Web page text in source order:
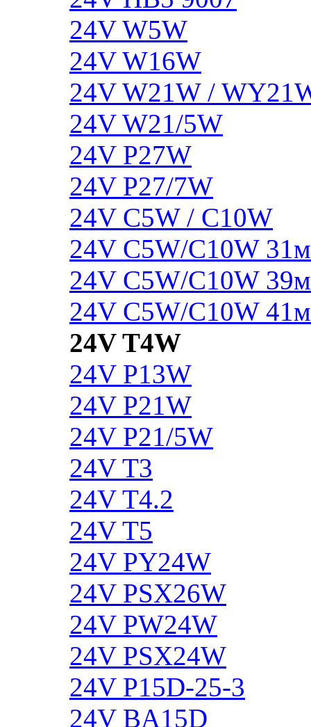
24V W5W
24V W16W
24V W21W /
24V W21/5W
24V P27W
24V P27/7W
24V C5W / C10W
24V C5W/C10W
24V C5W/C10W
24V C5W/C10W
24V T4W
24V P13W
24V P21W
24V P21/5W
24V T3
24V T4.2
24V T5
24V PY24W
24V PSX26W
24V PW24W
24V PSX24W
24V P15D-25-3
24V BA15D